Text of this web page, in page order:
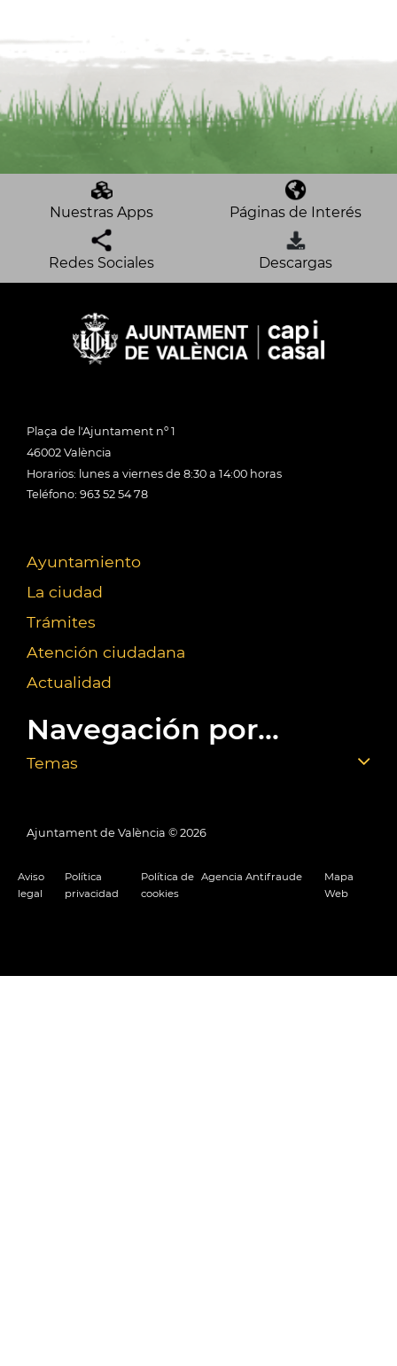
Nuestras Apps Páginas de Interés
Redes Sociales Descargas
Plaça de l'Ajuntament nº 1
46002 València
Horarios: lunes a viernes de 8:30 a 14:00 horas
Teléfono: 963 52 54 78
Ayuntamiento
La ciudad
Trámites
Atención ciudadana
Actualidad
Navegación por...
Temas
Ajuntament de València © 2026
Aviso
legal
Política
privacidad
Política de
cookies
Agencia Antifraude
Mapa
Web